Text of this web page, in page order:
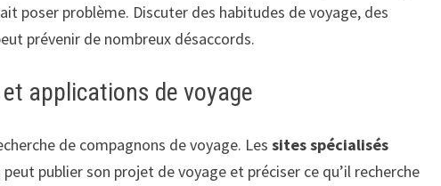
poser problème. Discuter des habitudes de voyage, des
prévenir de nombreux désaccords.
applications de voyage
de compagnons de voyage. Lessites spécialisés
peut publier son projet de voyage et préciser ce qu’il recherche